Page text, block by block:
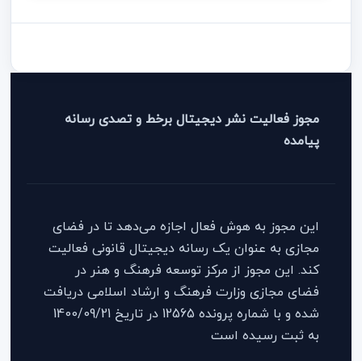
مجوز فعالیت نشر دیجیتال برخط و تصدی رسانه
پیامده
این مجوز به هوش فعال اجازه می‌دهد تا در فضای
مجازی به عنوان یک رسانه دیجیتال قانونی فعالیت
کند. این مجوز از مرکز توسعه فرهنگ و هنر در
فضای مجازی وزارت فرهنگ و ارشاد اسلامی دریافت
شده و با شماره پرونده 12565 در تاریخ 1400/09/21
به ثبت رسیده است